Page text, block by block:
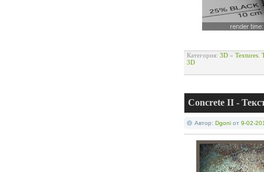
Категория: 3D » Textures.
3D
Concrete II -
Автор: Dgoni от 9-02-